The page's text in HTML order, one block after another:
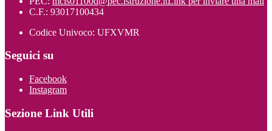
C.F.: 93017100434
Codice Univoco: UFXVMR
Seguici su
Facebook
Instagram
Sezione Link Utili